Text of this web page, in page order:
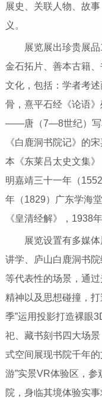
展史、关联人物、故
义。
展览展出珍贵展
金石拓片、善本古籍
文化，包括：学者考
骨，熹平石经《论语
——唐（7—8世纪）写
《白鹿洞书院记》的
本《东莱吕太史文集
明嘉靖三十一年（
年（1829）广东学海
《皇清经解》，1938
展览设置有多媒
讲学、庐山白鹿洞书
等代表性的场景，通
精神以及思想碰撞，
季”运用投影打造裸眼
祀、藏书刻书四大场
式空间展现书院千年
游”实景VR体验区，
院，身临其境体验实